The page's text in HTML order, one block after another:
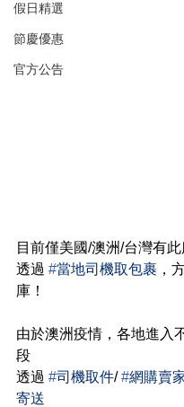
假日精選
節慶優惠
官方公告
目前僅美國/澳洲/台灣有此
透過 #當地司機取包裹 ，
庫！
由於澳洲疫情，各地進入
段
透過 #司機取件/ #網購賣
寄送